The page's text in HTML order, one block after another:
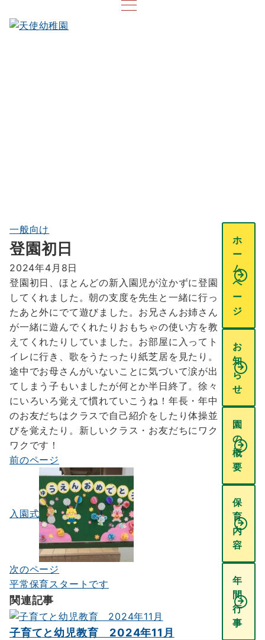
一般向け
登園初日
2024年4月8日
登園初日、ほとんどの新入園児が泣かずに登園
してくれました。朝の支度を先生と一緒に行っ
たあと外にでて遊びました。お兄さんお姉さん
が一緒に遊んでくれたりおもちゃの使い方を教
えてくれたりしていました。お部屋に入ってト
イレに行き、歌をうたったり紙芝居を見たり。
途中でお母さんがいないことに気づいて涙が出
てしまう子もいましたが何とか半日終了。徐々
にいろいろ覚えて慣れていこうね！年長・年中
のお友だちはクラスで自己紹介をしたり体操並
びを覚えたり。新しいクラス・お友だちにワク
ワクです！
投
ビ
ー
シ
ョ
ン
前のページ
入園式
次のページ
平常保育スタートです
関連記事
子育てと幼児教育 2024年11月
ホ
ー
ム
ペ
ー
ジ
お
知
ら
せ
園
の
概
要
保
育
内
容
年
間
行
事